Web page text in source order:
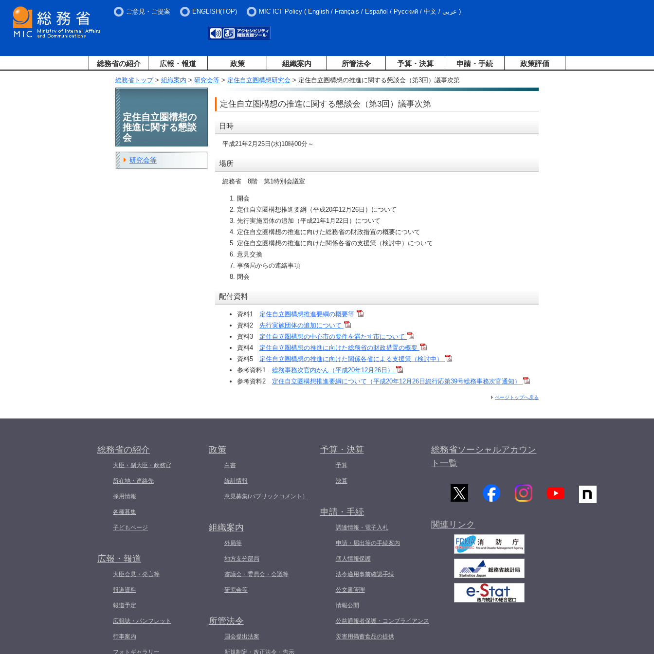
ご意見・ご提案 ENGLISH(TOP) MIC ICT Policy ( English / Français / Español / Русский / 中文 / عربي )
総務省の紹介 広報・報道 政策 組織案内 所管法令 予算・決算 申請・手続 政策評価
総務省トップ> 組織案内 > 研究会等 > 定住自立圏構想研究会 > 定住自立圏構想の推進に関する懇談会（第3回）議事次第
定住自立圏構想の推進に関する懇談会（第3回）議事次第
日時
平成21年2月25日(水)10時00分～
場所
総務省 8階 第1特別会議室
開会
定住自立圏構想推進要綱（平成20年12月26日）について
先行実施団体の追加（平成21年1月22日）について
定住自立圏構想の推進に向けた総務省の財政措置の概要について
定住自立圏構想の推進に向けた関係各省の支援策（検討中）について
意見交換
事務局からの連絡事項
閉会
配付資料
資料1 定住自立圏構想推進要綱の概要等
資料2 先行実施団体の追加について
資料3 定住自立圏構想の中心市の要件を満たす市について
資料4 定住自立圏構想の推進に向けた総務省の財政措置の概要
資料5 定住自立圏構想の推進に向けた関係各省による支援策（検討中）
参考資料1 総務事務次官内かん（平成20年12月26日）
参考資料2 定住自立圏構想推進要綱について（平成20年12月26日総行応第39号総務事務次官通知）
ページトップへ戻る
定住自立圏構想の
推進に関する懇談
会
研究会等
総務省の紹介
大臣・副大臣・政務官
所在地・連絡先
採用情報
各種募集
子どもページ
広報・報道
大臣会見・発言等
報道資料
報道予定
広報誌・パンフレット
行事案内
フォトギャラリー
政策
白書
統計情報
意見募集(パブリックコメント）
組織案内
外局等
地方支分部局
審議会・委員会・会議等
研究会等
所管法令
国会提出法案
新規制定・改正法令・告示
予算・決算
予算
決算
申請・手続
調達情報・電子入札
申請・届出等の手続案内
個人情報保護
法令適用事前確認手続
公文書管理
情報公開
公益通報者保護・コンプライアンス
災害用備蓄食品の提供
総務省ソーシャルアカウン
ト一覧
関連リンク